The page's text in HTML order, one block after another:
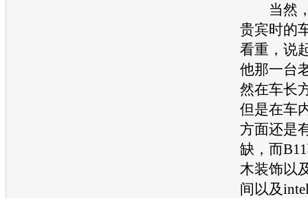
当然，
贵宾时的
看重，说
他那一台
然在车长
但是在车
方面还是
缺，而B11
木装饰以
间以及